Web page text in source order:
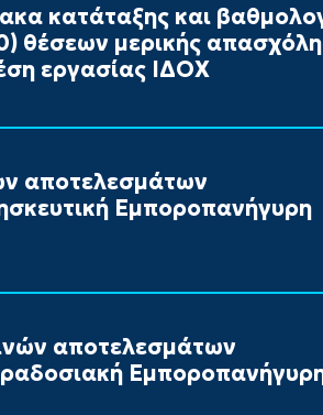
κατάταξης και
θέσεων μερικής
εργασίας ΙΔΟΧ
αποτελεσμάτων
Εμποροπανήγυρη
αποτελεσμάτων